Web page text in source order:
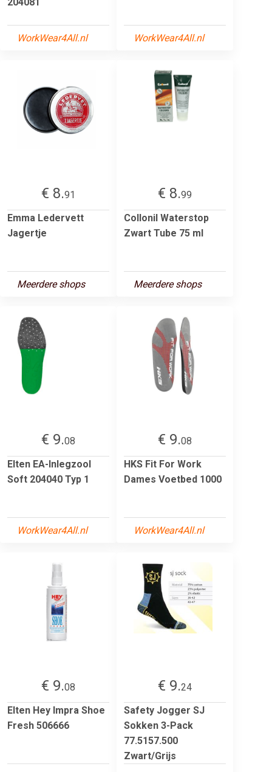
WorkWear4All.nl WorkWear4All.nl
€ 8.91
Emma Ledervett
Jagertje
Meerdere shops
€ 8.99
Collonil Waterstop
Zwart Tube 75 ml
Meerdere shops
€ 9.08
Elten EA-Inlegzool
Soft 204040 Typ 1
WorkWear4All.nl
€ 9.08
HKS Fit For Work
Dames Voetbed 1000
WorkWear4All.nl
€ 9.08
Elten Hey Impra Shoe
Fresh 506666
€ 9.24
Safety Jogger SJ
Sokken 3-Pack
77.5157.500
Zwart/Grijs